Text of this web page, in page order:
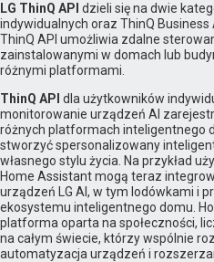
LG ThinQ API dzieli się na dwie
indywidualnych oraz ThinQ
ThinQ API umożliwia zdalne
zainstalowanymi w domach lub
różnymi platformami.
ThinQ API dla użytkowników
monitorowanie urządzeń AI
różnych platformach inteligentnego
stworzyć spersonalizowany
własnego stylu życia. Na przykład
Home Assistant mogą teraz
urządzeń LG AI, w tym lodówkami i
ekosystemu inteligentnego domu.
platforma oparta na społeczności,
na całym świecie, którzy wspólnie
automatyzacja urządzeń i